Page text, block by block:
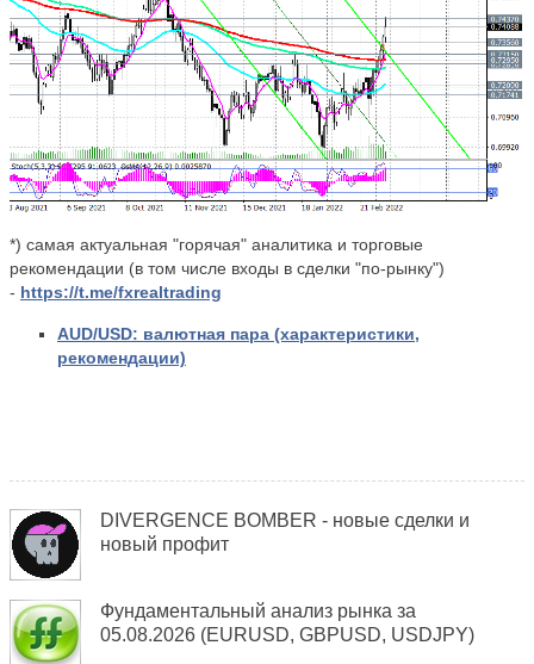
*) самая актуальная "горячая" аналитика и торговые
рекомендации (в том числе входы в сделки "по-рынку")
- https://t.me/fxrealtrading
AUD/USD: валютная пара (характеристики,
рекомендации)
DIVERGENCE BOMBER - новые сделки и
новый профит
Фундаментальный анализ рынка за
05.08.2026 (EURUSD, GBPUSD, USDJPY)